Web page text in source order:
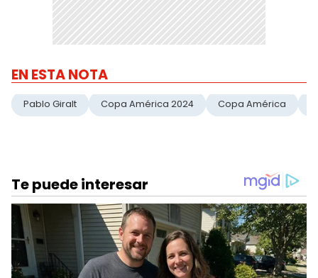
EN ESTA NOTA
Pablo Giralt Copa América 2024 Copa América